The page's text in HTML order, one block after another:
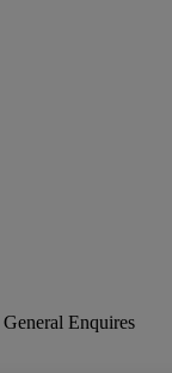
General Enquires